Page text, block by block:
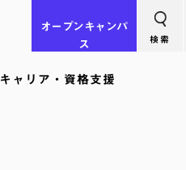
オープン キャンパ
ス
検索
キャリア・資格支援